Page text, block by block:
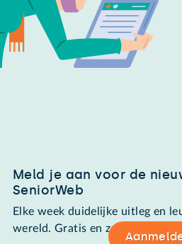
Meld je aan voor de
SeniorWeb
Elke week duidelijke uitleg en
wereld. Gratis en zomaar in de